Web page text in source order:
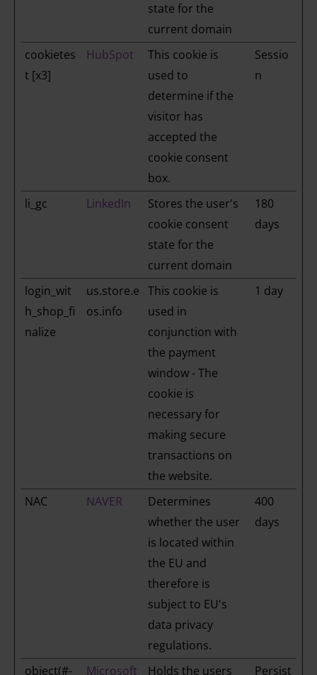
state for the
current domain
cookietes
t [x3]
HubSpot
This cookie is
used to
determine if the
visitor has
accepted the
cookie consent
box.
Sessio
n
li_gc LinkedIn
Stores the user's
cookie consent
state for the
current domain
180
days
login_wit
h_shop_fi
nalize
us.store.e
os.info
This cookie is
used in
conjunction with
the payment
window - The
cookie is
necessary for
making secure
transactions on
the website.
1 day
NAC NAVER
Determines
whether the user
is located within
the EU and
therefore is
subject to EU's
data privacy
regulations.
400
days
object(#- Microsoft Holds the users Persist